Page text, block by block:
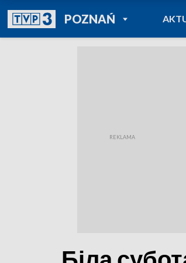
POZNAŃPOWRÓT DO
TVP REGIONY